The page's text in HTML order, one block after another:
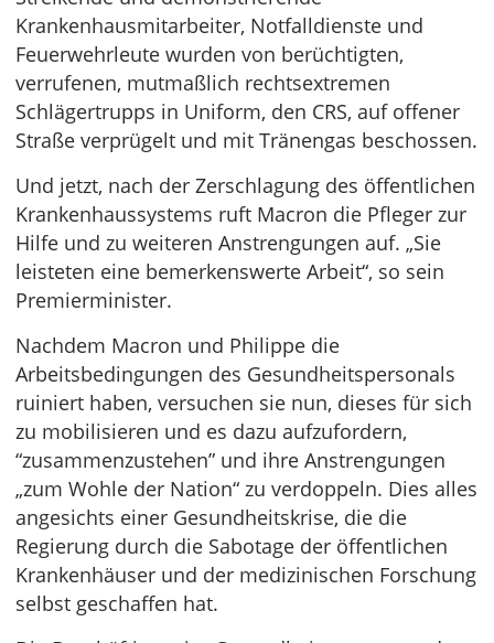
Krankenhausmitarbeiter, Notfalldienste und
Feuerwehrleute wurden von berüchtigten,
verrufenen, mutmaßlich rechtsextremen
Schlägertrupps in Uniform, den CRS, auf offener
Straße verprügelt und mit Tränengas beschossen.
Und jetzt, nach der Zerschlagung des öffentlichen
Krankenhaussystems ruft Macron die Pfleger zur
Hilfe und zu weiteren Anstrengungen auf. „Sie
leisteten eine bemerkenswerte Arbeit“, so sein
Premierminister.
Nachdem Macron und Philippe die
Arbeitsbedingungen des Gesundheitspersonals
ruiniert haben, versuchen sie nun, dieses für sich
zu mobilisieren und es dazu aufzufordern,
“zusammenzustehen” und ihre Anstrengungen
„zum Wohle der Nation“ zu verdoppeln. Dies alles
angesichts einer Gesundheitskrise, die die
Regierung durch die Sabotage der öffentlichen
Krankenhäuser und der medizinischen Forschung
selbst geschaffen hat.